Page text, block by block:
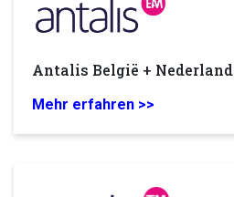
Antalis België + Nederland
Mehr erfahren >>